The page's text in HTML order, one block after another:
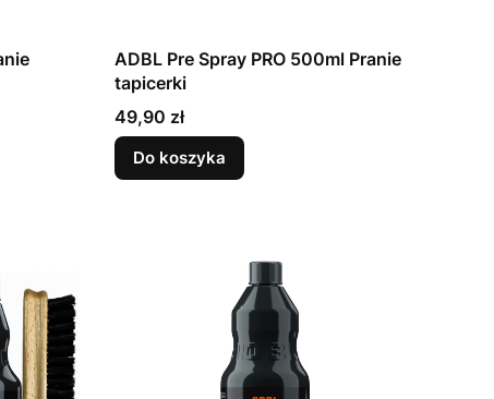
ADBL Pre Spray PRO 500ml Pranie
tapicerki
Cena
49,90 zł
Do koszyka